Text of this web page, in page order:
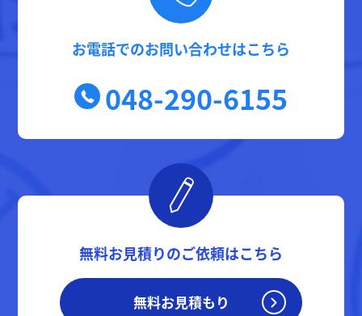
お電話でのお問い合わせはこちら
048-290-6155
無料お見積りのご依頼はこちら
無料お見積もり